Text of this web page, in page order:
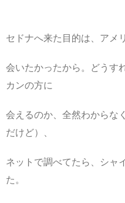
セドナへ来た目的は、アメ
会いたかったから。どうす
カンの方に
会えるのか、全然わからな
だけど）、
ネットで調べてたら、シャ
た。